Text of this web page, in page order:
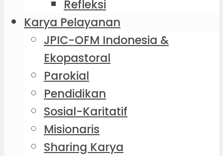
Refleksi
Karya Pelayanan
JPIC-OFM Indonesia &
Ekopastoral
Parokial
Pendidikan
Sosial-Karitatif
Misionaris
Sharing Karya